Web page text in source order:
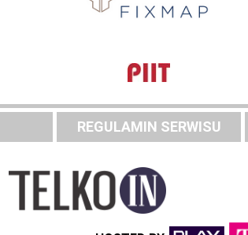
REGULAMIN SERWISU